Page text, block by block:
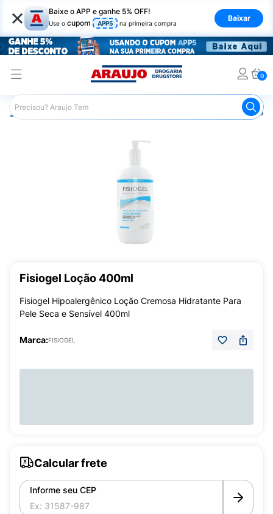
× Baixe o APP e ganhe 5% OFF!
Use o cupom APP5 na primeira compra
Baixar
0
Araujo Dermocosméticos Dermocosméticos para o
Fisiogel Loção 400ml
Fisiogel Hipoalergênico Loção Cremosa Hidratante Para
Pele Seca e Sensível 400ml
Marca:FISIOGEL
Calcular frete
Informe seu CEP